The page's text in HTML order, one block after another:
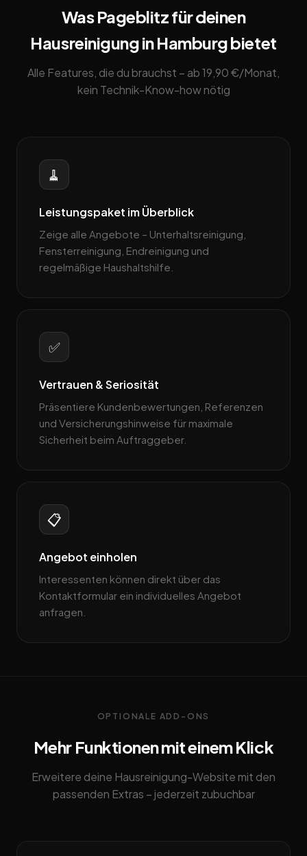
Was Pageblitz für deinen
Hausreinigung in Hamburg bietet
Alle Features, die du brauchst – ab 19,90 €/Monat,
kein Technik-Know-how nötig
🧹
Leistungspaket im Überblick
Zeige alle Angebote – Unterhaltsreinigung,
Fensterreinigung, Endreinigung und
regelmäßige Haushaltshilfe.
✅
Vertrauen & Seriosität
Präsentiere Kundenbewertungen, Referenzen
und Versicherungshinweise für maximale
Sicherheit beim Auftraggeber.
📋
Angebot einholen
Interessenten können direkt über das
Kontaktformular ein individuelles Angebot
anfragen.
OPTIONALE ADD-ONS
Mehr Funktionen mit einem Klick
Erweitere deine Hausreinigung-Website mit den
passenden Extras – jederzeit zubuchbar